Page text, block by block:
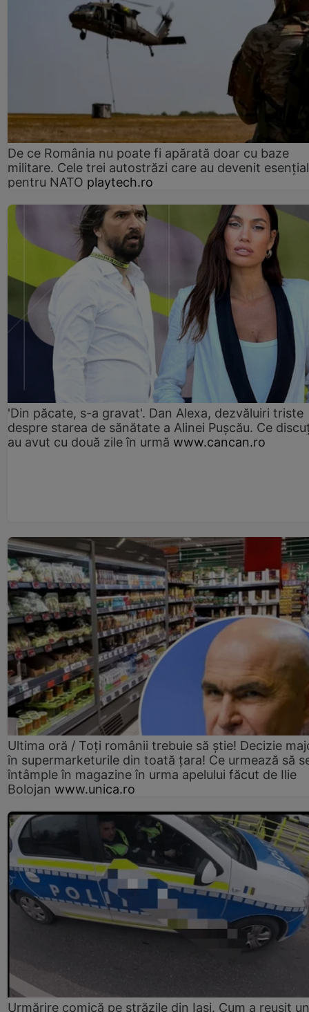
De ce România nu poate fi apărată doar cu baze
militare. Cele trei autostrăzi care au devenit
pentru NATO playtech.ro
'Din păcate, s-a gravat'. Dan Alexa, dezvăluiri triste
despre starea de sănătate a Alinei Pușcău. Ce
au avut cu două zile în urmă www.cancan.ro
Ultima oră / Toți românii trebuie să știe! Decizie
în supermarketurile din toată țara! Ce urmează să
întâmple în magazine în urma apelului făcut de Ilie
Bolojan www.unica.ro
Urmărire comică pe străzile din Iași. Cum a reușit un